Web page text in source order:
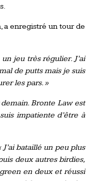
a enregistré un tour de
jeu très régulier. J’ai
de putts mais je suis
les pars. »
Bronte Law est
impatiente d’être à
J’ai bataillé un peu plus
deux autres birdies,
en deux et réussi